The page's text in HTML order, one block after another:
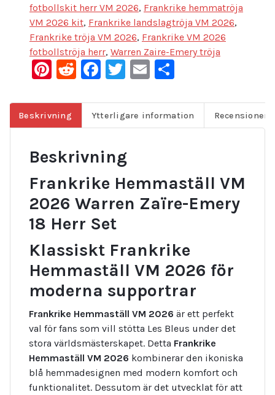
fotbollskit herr VM 2026, Frankrike hemmatröja
VM 2026 kit, Frankrike landslagtröja VM 2026,
Frankrike tröja VM 2026, Frankrike VM 2026
fotbollströja herr, Warren Zaire-Emery tröja
Pinterest
Reddit
Facebook
Twitter
Email
Beskrivning Ytterligare information Recensioner
Beskrivning
Frankrike Hemmaställ VM
2026 Warren Zaïre-Emery
18 Herr Set
Klassiskt Frankrike
Hemmaställ VM 2026 för
moderna supportrar
Frankrike Hemmaställ VM 2026 är ett perfekt
val för fans som vill stötta Les Bleus under det
stora världsmästerskapet. Detta Frankrike
Hemmaställ VM 2026 kombinerar den ikoniska
blå hemmadesignen med modern komfort och
funktionalitet. Dessutom är det utvecklat för att